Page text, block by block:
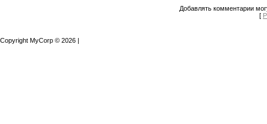
Добавлять комментарии
[
Copyright MyCorp © 2026 |